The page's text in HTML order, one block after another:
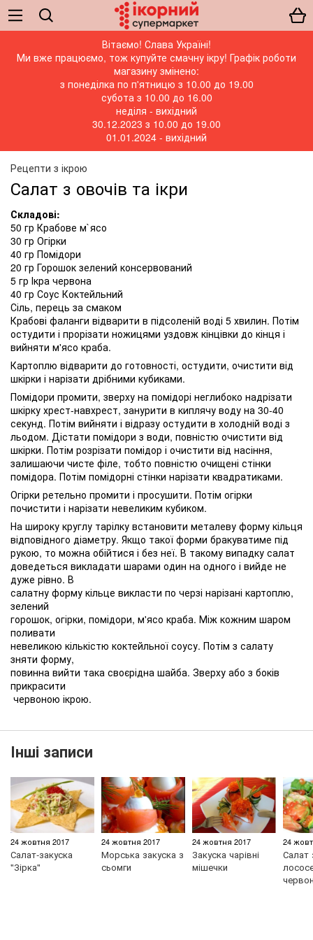
Вітаємо! Слава Україні!
Ми вже працюємо, тож купуйте смачну ікру! Графік роботи
магазину змінено:
з понеділка по п'ятницю з 10.00 до 19.00
субота з 10.00 до 16.00
неділя - вихідний
30.12.2023 з 10.00 до 19.00
01.01.2024 - вихідний
Рецепти з ікрою
Салат з овочів та ікри
Складові:
50 гр Крабове м`ясо
30 гр Огірки
40 гр Помідори
20 гр Горошок зелений консервований
5 гр Ікра червона
40 гр Соус Коктейльний
Сіль, перець за смаком
Крабові фаланги відварити в підсоленій воді 5 хвилин. Потім
остудити і прорізати ножицями уздовж кінцівки до кінця і
вийняти м'ясо краба.
Картоплю відварити до готовності, остудити, очистити від
шкірки і нарізати дрібними кубиками.
Помідори промити, зверху на помідорі неглибоко надрізати
шкірку хрест-навхрест, занурити в киплячу воду на 30-40
секунд. Потім вийняти і відразу остудити в холодній воді з
льодом. Дістати помідори з води, повністю очистити від
шкірки. Потім розрізати помідор і очистити від насіння,
залишаючи чисте філе, тобто повністю очищені стінки
помідора. Потім помідорні стінки нарізати квадратиками.
Огірки ретельно промити і просушити. Потім огірки
почистити і нарізати невеликим кубиком.
На широку круглу тарілку встановити металеву форму кільця
відповідного діаметру. Якщо такої форми бракуватиме під
рукою, то можна обійтися і без неї. В такому випадку салат
доведеться викладати шарами один на одного і вийде не
дуже рівно. В
салатну форму кільце викласти по черзі нарізані картоплю,
зелений
горошок, огірки, помідори, м'ясо краба. Між кожним шаром
поливати
невеликою кількістю коктейльної соусу. Потім з салату
зняти форму,
повинна вийти така своєрідна шайба. Зверху або з боків
прикрасити
червоною ікрою.
Інші записи
24 жовтня 2017
Салат-закуска
"Зірка"
24 жовтня 2017
Морська закуска з
сьомги
24 жовтня 2017
Закуска чарівні
мішечки
24
Салат